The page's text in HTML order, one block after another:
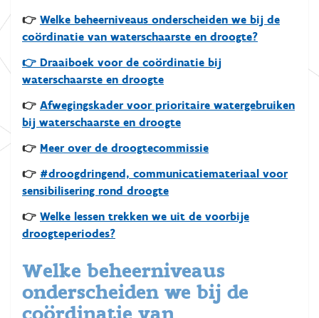
👉 Welke beheerniveaus onderscheiden we bij de
coördinatie van waterschaarste en droogte?
👉 Draaiboek voor de coördinatie bij
waterschaarste en droogte
👉 Afwegingskader voor prioritaire watergebruiken
bij waterschaarste en droogte
👉 Meer over de droogtecommissie
👉 #droogdringend, communicatiemateriaal voor
sensibilisering rond droogte
👉 Welke lessen trekken we uit de voorbije
droogteperiodes?
Welke beheerniveaus
onderscheiden we bij de
coördinatie van